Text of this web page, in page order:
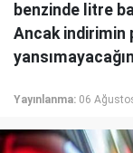
benzinde litre
Ancak indirimin
Yayınlanma: 06